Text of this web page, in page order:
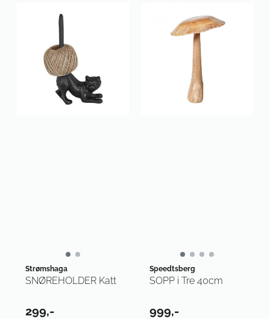
Strømshaga
SNØREHOLDER Katt
299,-
Speedtsberg
SOPP i Tre 40cm
999,-